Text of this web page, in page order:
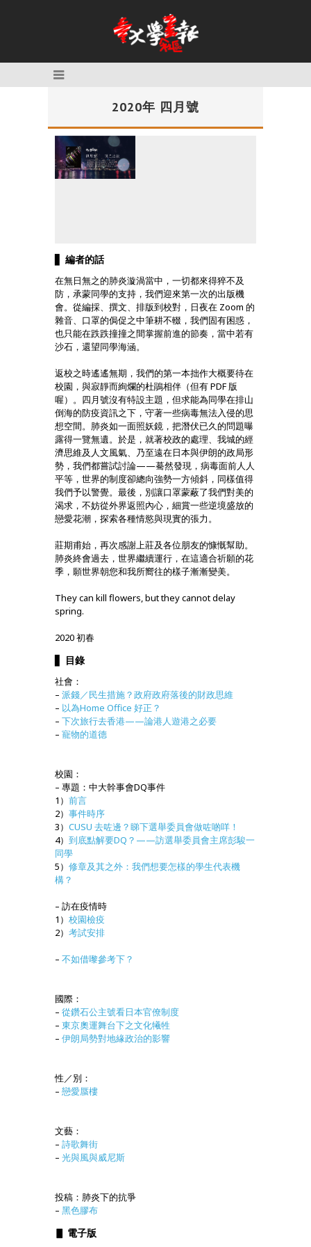
2020年 四月號
編者的話
在無日無之的肺炎漩渦當中，一切都來得猝不及
防，承蒙同學的支持，我們迎來第一次的出版機
會。從編採、撰文、排版到校對，日夜在 Zoom 的
雜音、口罩的侷促之中筆耕不輟，我們固有困惑，
也只能在跌跌撞撞之間掌握前進的節奏，當中若有
沙石，還望同學海涵。
返校之時遙遙無期，我們的第一本拙作大概要待在
校園，與寂靜而絢爛的杜鵑相伴（但有 PDF 版
喔）。四月號沒有特設主題，但求能為同學在排山
倒海的防疫資訊之下，守著一些病毒無法入侵的思
想空間。肺炎如一面照妖鏡，把潛伏已久的問題曝
露得一覽無遺。於是，就著校政的處理、我城的經
濟思維及人文風氣、乃至遠在日本與伊朗的政局形
勢，我們都嘗試討論——驀然發現，病毒面前人人
平等，世界的制度卻總向強勢一方傾斜，同樣值得
我們予以警覺。最後，別讓口罩蒙蔽了我們對美的
渴求，不妨從外界返照內心，細賞一些逆境盛放的
戀愛花潮，探索各種情慾與現實的張力。
莊期甫始，再次感謝上莊及各位朋友的慷慨幫助。
肺炎終會過去，世界繼續運行，在這適合祈願的花
季，願世界朝您和我所嚮往的樣子漸漸變美。
They can kill flowers, but they cannot delay
spring.
2020 初春
目錄
社會：
– 派錢／民生措施？政府政府落後的財政思維
– 以為Home Office 好正？
– 下次旅行去香港——論港人遊港之必要
– 寵物的道德
校園：
– 專題：中大幹事會DQ事件
1） 前言
2） 事件時序
3） CUSU 去咗邊？睇下選舉委員會做咗啲咩！
4） 到底點解要DQ？——訪選舉委員會主席彭駿一
同學
5） 修章及其之外：我們想要怎樣的學生代表機
構？
– 訪在疫情時
1） 校園檢疫
2） 考試安排
– 不如借嚟參考下？
國際：
– 從鑽石公主號看日本官僚制度
– 東京奧運舞台下之文化犧牲
– 伊朗局勢對地緣政治的影響
性／別：
– 戀愛蜃樓
文藝：
– 詩歌舞街
– 光與風與威尼斯
投稿：肺炎下的抗爭
– 黑色膠布
▋ 電子版